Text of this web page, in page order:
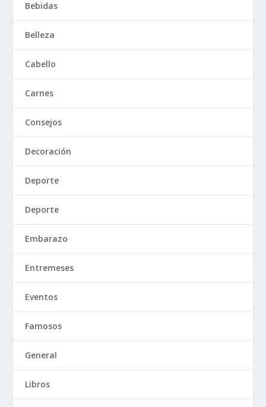
Bebidas
Belleza
Cabello
Carnes
Consejos
Decoración
Deporte
Deporte
Embarazo
Entremeses
Eventos
Famosos
General
Libros